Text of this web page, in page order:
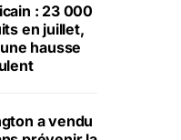
: 23 000
en juillet,
hausse
a vendu